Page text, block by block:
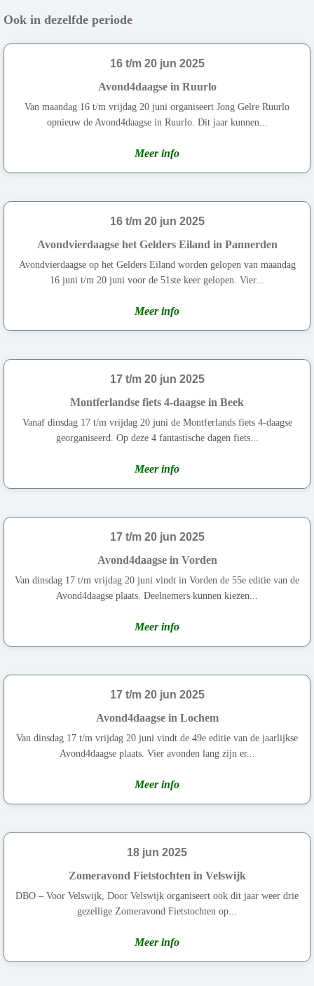
Ook in dezelfde periode
16 t/m 20 jun 2025
Avond4daagse in Ruurlo
Van maandag 16 t/m vrijdag 20 juni organiseert Jong Gelre Ruurlo
opnieuw de Avond4daagse in Ruurlo. Dit jaar kunnen...
Meer info
16 t/m 20 jun 2025
Avondvierdaagse het Gelders Eiland in Pannerden
Avondvierdaagse op het Gelders Eiland worden gelopen van maandag
16 juni t/m 20 juni voor de 51ste keer gelopen. Vier...
Meer info
17 t/m 20 jun 2025
Montferlandse fiets 4-daagse in Beek
Vanaf dinsdag 17 t/m vrijdag 20 juni de Montferlands fiets 4-daagse
georganiseerd. Op deze 4 fantastische dagen fiets...
Meer info
17 t/m 20 jun 2025
Avond4daagse in Vorden
Van dinsdag 17 t/m vrijdag 20 juni vindt in Vorden de 55e editie van de
Avond4daagse plaats. Deelnemers kunnen kiezen...
Meer info
17 t/m 20 jun 2025
Avond4daagse in Lochem
Van dinsdag 17 t/m vrijdag 20 juni vindt de 49e editie van de jaarlijkse
Avond4daagse plaats. Vier avonden lang zijn er...
Meer info
18 jun 2025
Zomeravond Fietstochten in Velswijk
DBO – Voor Velswijk, Door Velswijk organiseert ook dit jaar weer drie
gezellige Zomeravond Fietstochten op...
Meer info